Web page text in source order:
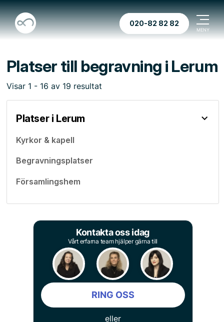
020-82 82 82
Platser till begravning i Lerum
Visar 1 - 16 av 19 resultat
Platser i Lerum
Kyrkor & kapell
Begravningsplatser
Församlingshem
Kontakta oss idag
Vårt erfarna team hjälper gärna till
RING OSS
eller